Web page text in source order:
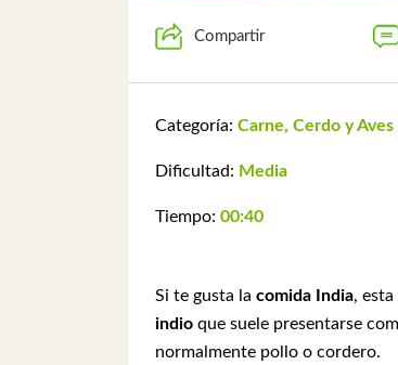
Compartir
Categoría: Carne, Cerdo y Aves
Dificultad: Media
Tiempo: 00:40
Si te gusta la comida India,
indio que suele presentarse
normalmente pollo o cordero.